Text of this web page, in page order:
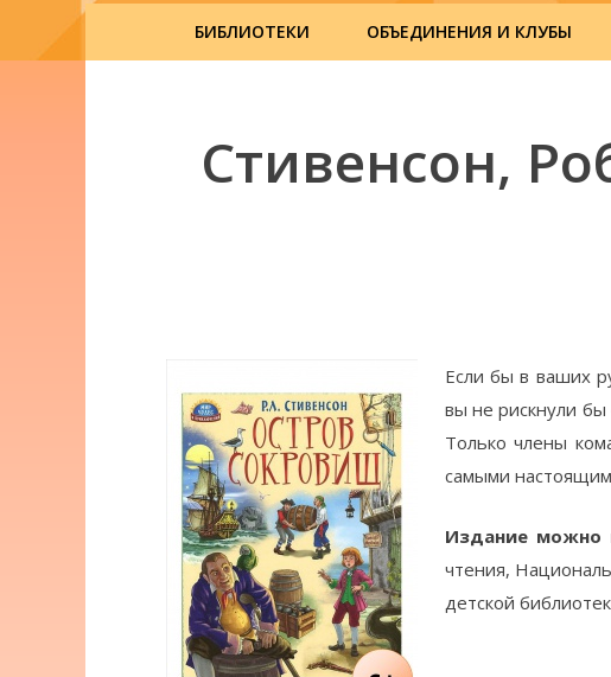
БИБЛИОТЕКИ ОБЪЕДИНЕНИЯ И КЛУБЫ
Стивенсон,
Если бы в ваших
вы не рискнули бы
Только члены
самыми
Издание можно
чтения,
детской